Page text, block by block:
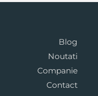
Blog
Noutati
Companie
Contact